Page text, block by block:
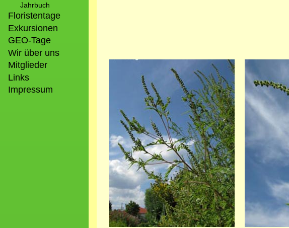
Jahrbuch
Floristentage
Exkursionen
GEO-Tage
Wir über uns
Mitglieder
Links
Impressum